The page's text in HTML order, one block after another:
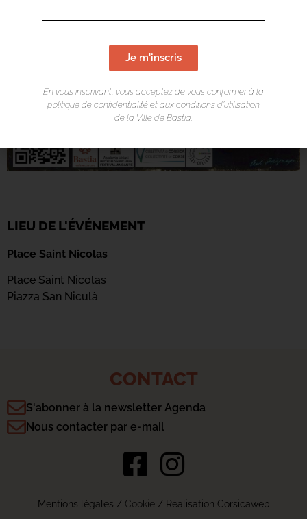
LIEU DE L'ÉVÉNEMENT
Place Saint Nicolas
Place Saint Nicolas
Piazza San Niculà
CONTACT
S'abonner à la newsletter Agenda
Nous contacter par e-mail
Mentions légales / Cookie/ Réalisation Corsicaweb
Je m'inscris
En vous inscrivant, vous acceptez de vous conformer à la
politique de confidentialité et aux conditions d’utilisation
de la Ville de Bastia.